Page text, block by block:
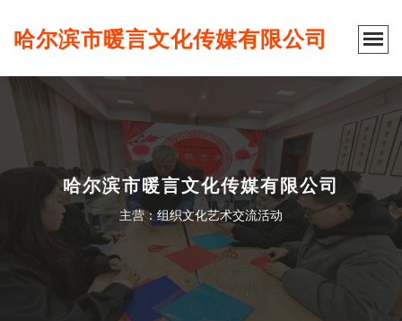
哈尔滨市暖言文化传媒有限公司
哈尔滨市暖言文化传媒有限公司
主营：组织文化艺术交流活动